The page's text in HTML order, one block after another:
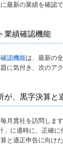
最新の業績を確認で
業績確認機能
認機能は、最新の
に気付き、次のア
が、黒字決算と
月貴社を訪問します
」に適時に、正確
と適正申告に向け